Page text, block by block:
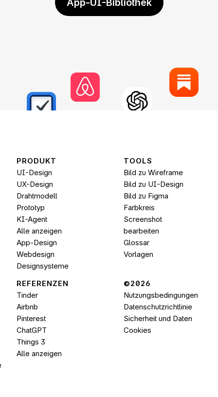
App-UI-Bibliothek
PRODUKT
UI-Design
UX-Design
Drahtmodell
App-Design
Webdesign
Designsysteme
Prototyp
KI-Agent
Alle anzeigen
TOOLS
Bild zu Wireframe
Bild zu UI-Design
Bild zu Figma
Farbkreis
Screenshot
bearbeiten
Glossar
Vorlagen
REFERENZEN
Tinder
Airbnb
Pinterest
ChatGPT
Things 3
Alle anzeigen
©2026
Nutzungsbedingungen
Datenschutzrichtlinie
Sicherheit und Daten
Cookies